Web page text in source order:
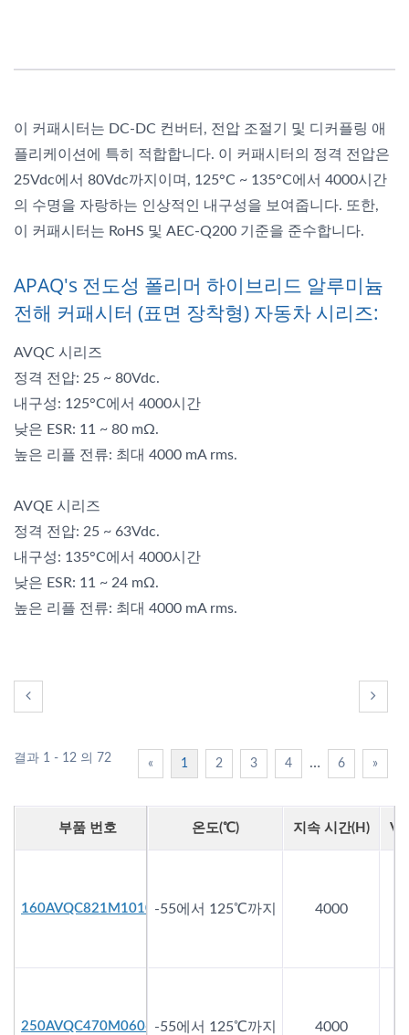
이 커패시터는 DC-DC 컨버터, 전압 조절기 및 디커플링 애
플리케이션에 특히 적합합니다. 이 커패시터의 정격 전압은
25Vdc에서 80Vdc까지이며, 125°C ~ 135°C에서 4000시간
의 수명을 자랑하는 인상적인 내구성을 보여줍니다. 또한,
이 커패시터는 RoHS 및 AEC-Q200 기준을 준수합니다.
APAQ's 전도성 폴리머 하이브리드 알루미늄
전해 커패시터 (표면 장착형) 자동차 시리즈:
AVQC 시리즈
정격 전압: 25 ~ 80Vdc.
내구성: 125°C에서 4000시간
낮은 ESR: 11 ~ 80 mΩ.
높은 리플 전류: 최대 4000 mA rms.
AVQE 시리즈
정격 전압: 25 ~ 63Vdc.
내구성: 135°C에서 4000시간
낮은 ESR: 11 ~ 24 mΩ.
높은 리플 전류: 최대 4000 mA rms.
결과 1 - 12 의 72 « 1 2 3 4 … 6 »
온도(℃) 지속 시간(h)
-55에서 125℃까지 4000
-55에서 125℃까지 4000
부품 번호
160AVQC821M1010
250AVQC470M0606